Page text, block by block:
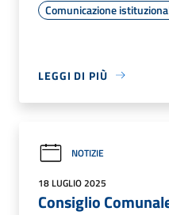
Comunicazione
LEGGI DI PIÙ
NOTIZIE
18 LUGLIO 2025
Consiglio